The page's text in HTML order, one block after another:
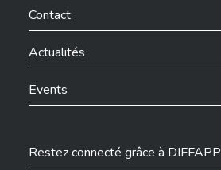
Contact
Actualités
Events
Restez connecté grâce à DIFFAPP